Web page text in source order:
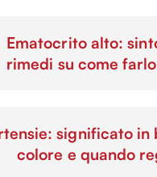
Ematocrito alto:
rimedi su come
significato in
colore e quando